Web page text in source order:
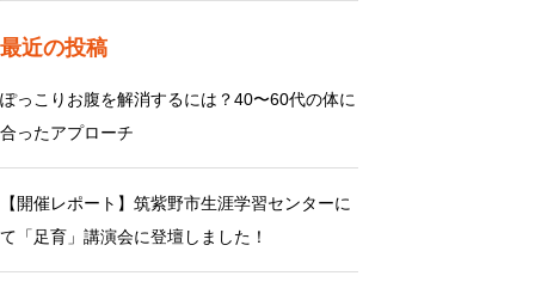
最近の投稿
ぽっこりお腹を解消するには？40〜60代の体に
合ったアプローチ
【開催レポート】筑紫野市生涯学習センターに
て「足育」講演会に登壇しました！